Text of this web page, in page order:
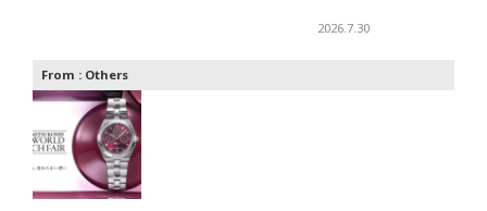
2026.7.30
From : Others